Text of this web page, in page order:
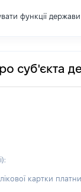
функції
суб'єкта
картки